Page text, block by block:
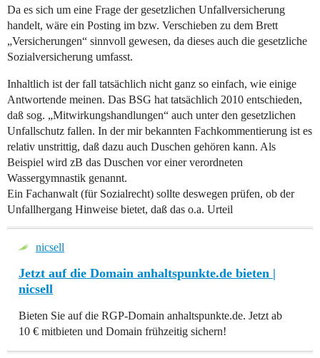
Da es sich um eine Frage der gesetzlichen Unfallversicherung
handelt, wäre ein Posting im bzw. Verschieben zu dem Brett
„Versicherungen“ sinnvoll gewesen, da dieses auch die gesetzliche
Sozialversicherung umfasst.
Inhaltlich ist der fall tatsächlich nicht ganz so einfach, wie einige
Antwortende meinen. Das BSG hat tatsächlich 2010 entschieden,
daß sog. „Mitwirkungshandlungen“ auch unter den gesetzlichen
Unfallschutz fallen. In der mir bekannten Fachkommentierung ist es
relativ unstrittig, daß dazu auch Duschen gehören kann. Als
Beispiel wird zB das Duschen vor einer verordneten
Wassergymnastik genannt.
Ein Fachanwalt (für Sozialrecht) sollte deswegen prüfen, ob der
Unfallhergang Hinweise bietet, daß das o.a. Urteil
nicsell
Jetzt auf die Domain anhaltspunkte.de bieten |
nicsell
Bieten Sie auf die RGP-Domain anhaltspunkte.de. Jetzt ab
10 € mitbieten und Domain frühzeitig sichern!